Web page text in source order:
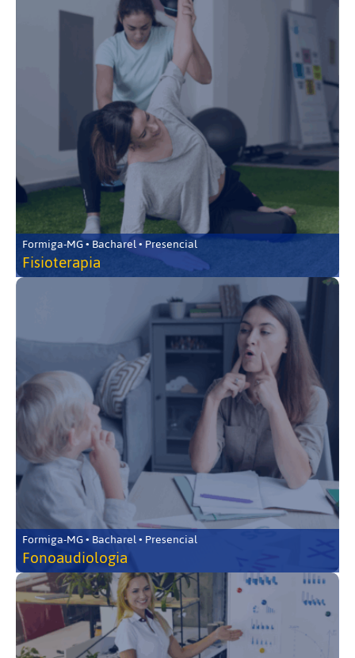
Formiga-MG • Bacharel • Presencial
Fisioterapia
Formiga-MG • Bacharel • Presencial
Fonoaudiologia